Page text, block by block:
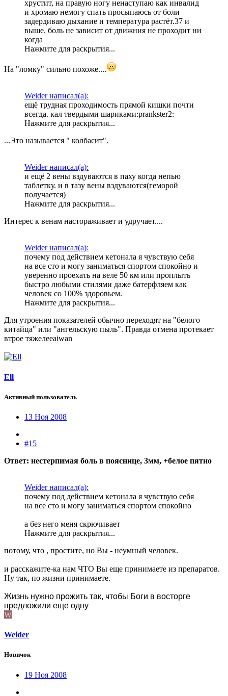
хрустит, на правую ногу ненаступаю как инвалид
и хромаю немогу спать просыпаюсь от боли
задердиваю дыхание и температура растёт.37 и
выше. боль не зависит от движния не проходит ни
когда
Нажмите для раскрытия...
На "ломку" сильно похоже....
Weider написал(а):
ещё трудная проходимость прямой кишки почти
всегда. кал твердыми шариками:prankster2:
Нажмите для раскрытия...
...Это называется " колбасит".
Weider написал(а):
и ещё 2 вены вздуваются в паху когда непью
таблетку. и в тазу вены вздуваются(геморой
получается)
Нажмите для раскрытия...
Интерес к венам настораживает и удручает....
Weider написал(а):
почему под действием кетонала я чувствую себя
на все сто и могу заниматься спортом спокойно и
уверенно проехать на веле 50 км или проплыть
быстро любыми стилями даже батерфляем как
человек со 100% здоровьем.
Нажмите для раскрытия...
Для утроения показателей обычно переходят на "белого
китайца" или "ангельскую пыль". Правда отмена протекает
втрое тяжелееaiwan
Ell
Активный пользователь
13 Ноя 2008
#15
Ответ: нестерпимая боль в пояснице, 3мм, +белое пятно
Weider написал(а):
почему под действием кетонала я чувствую себя
на все сто и могу заниматься спортом спокойно
а без него меня скрючивает
Нажмите для раскрытия...
потому, что , простите, но Вы - неумный человек.
и расскажите-ка нам ЧТО Вы еще принимаете из препаратов.
Ну так, по жизни принимаете.
Жизнь нужно прожить так, чтобы Боги в восторге
предложили еще одну
W
Weider
Новичок
19 Ноя 2008